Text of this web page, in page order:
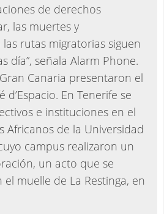
de derechos
las muertes y
rutas migratorias siguen
día”, señala Alarm Phone.
Canaria presentaron el
d’Espacio. En Tenerife se
e instituciones en el
Africanos de la Universidad
campus realizaron un
un acto que se
muelle de La Restinga, en